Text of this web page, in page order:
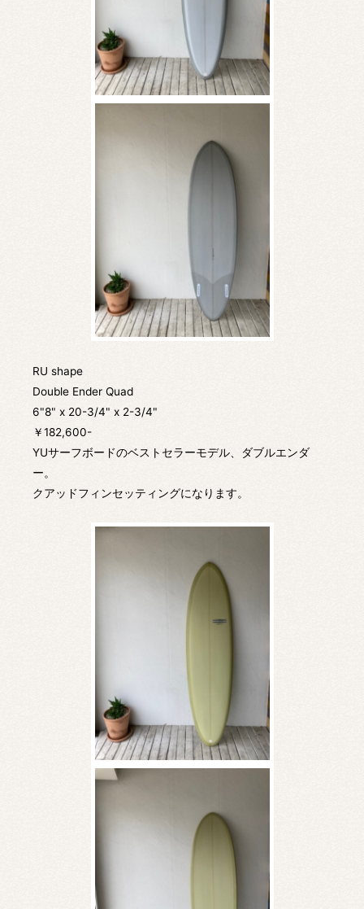
RU shape
Double Ender Quad
6"8" x 20-3/4" x 2-3/4"
￥182,600-
YUサーフボードのベストセラーモデル、ダブルエンダ
ー。
クアッドフィンセッティングになります。